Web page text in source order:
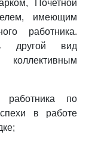
Почетной
имеющим
работника.
другой вид
работника по
в работе